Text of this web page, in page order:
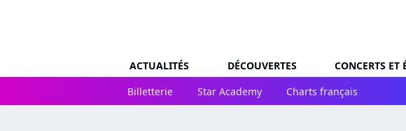
ACTUALITÉS DÉCOUVERTES CONCERTS ET
Billetterie
Star Academy Charts français